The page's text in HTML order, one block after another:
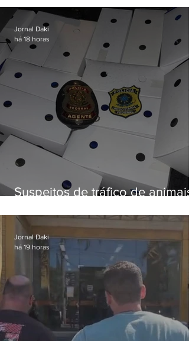
Fluminense
Suspeitos de tráfico de animais
aves
Jornal Daki
há 18 horas
Jornal Daki
há 19 horas